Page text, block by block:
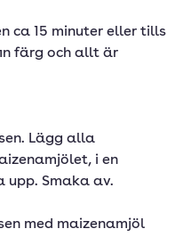
ca 15 minuter eller tills
färg och allt är
Lägg alla
i en
upp. Smaka av.
med maizenamjöl